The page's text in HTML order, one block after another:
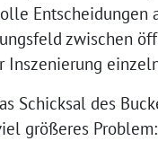
zwischen
Schicksal des
größeres